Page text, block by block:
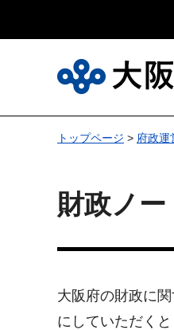
トップページ > 府政運
財政ノー
大阪府の財政に
にしていただくと